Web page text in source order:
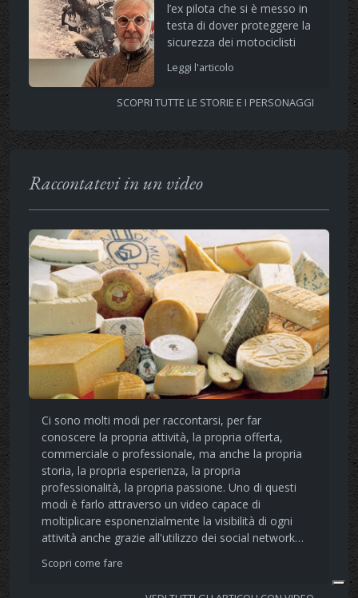
l’ex pilota che si è messo in
testa di dover proteggere la
sicurezza dei motociclisti
Leggi l'articolo
SCOPRI TUTTE LE STORIE E I PERSONAGGI
Raccontatevi in un video
Ci sono molti modi per raccontarsi, per far
conoscere la propria attività, la propria offerta,
commerciale o professionale, ma anche la propria
storia, la propria esperienza, la propria
professionalità, la propria passione. Uno di questi
modi è farlo attraverso un video capace di
moltiplicare esponenzialmente la visibilità di ogni
attività anche grazie all'utilizzo dei social network…
Scopri come fare